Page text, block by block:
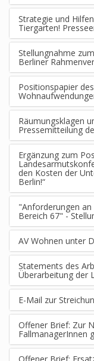
Strategie und
Tiergarten!
Stellungnahme
Berliner
Positionspapier
Räumungsklagen
Pressemitteilung
Ergänzung zum
den Kosten der
Berlin!“
"Anforderungen
Bereich 67" -
AV Wohnen unter
Statements des
Überarbeitung der
E-Mail zur
Offener Brief: Zur
FallmanagerInnen